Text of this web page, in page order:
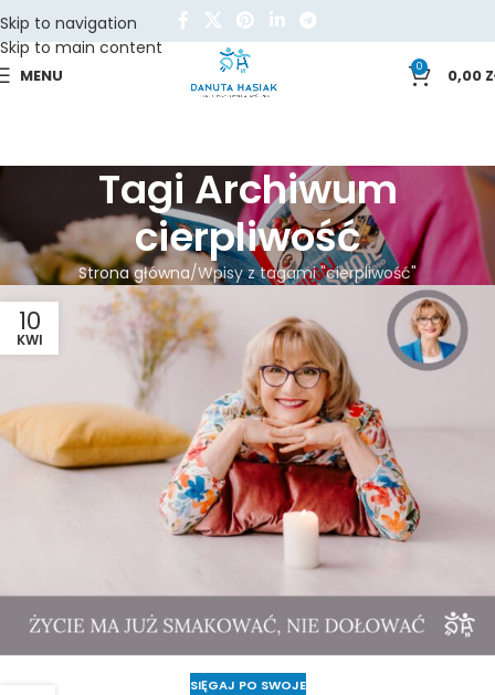
Skip to navigation
Skip to main content
MENU 0 0,00
Tagi Archiwum
cierpliwość
Strona główna Wpisy z tagami "cierpliwość"
10
KWI
SIĘGAJ PO SWOJE